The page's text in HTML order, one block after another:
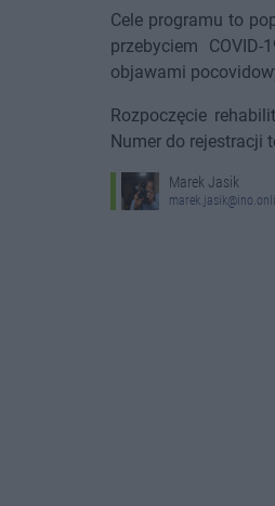
Cele programu to
przebyciem
objawami
Rozpoczęcie
Numer do rejestracji
Marek Jasik